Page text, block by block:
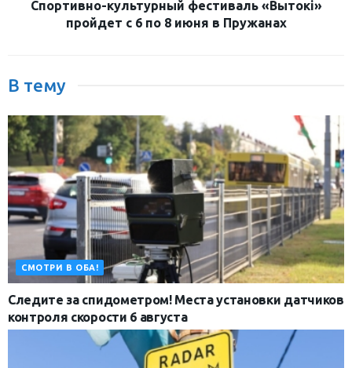
Спортивно-культурный фестиваль «Вытокi»
пройдет с 6 по 8 июня в Пружанах
В тему
СМОТРИ В ОБА!
Следите за спидометром! Места установки датчиков
контроля скорости 6 августа